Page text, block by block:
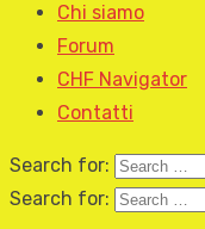
Chi siamo
Forum
CHF Navigator
Contatti
Search for:
Search for: